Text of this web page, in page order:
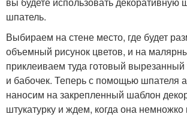
шпатель.
Выбираем на стене место, где будет
объемный рисунок цветов, и на
приклеиваем туда готовый
и бабочек. Теперь с помощью шпателя
наносим на закрепленный шаблон
штукатурку и ждем, когда она немножко